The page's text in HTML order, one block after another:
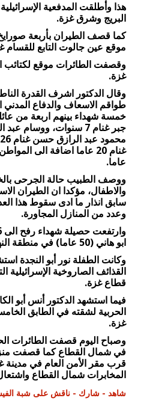
هذا وأطلقت المدفعية
البريج وشرق غزة.
كما قصف الطيران بأربعة
موقع عين جالوت التابع
وقصفت الطائرات موقع لكتائب
غزة.
وقال الدكتور اشرف القدرة
طواقم الاسعاف والدفاع
خمسة شهداء بينهم اربعة من
عاما.
ووصف الطبيب حالة الجرحى
والاطفال، مؤكدا ان الطيران
سابق انذار ما ادى سقوط هذا
وعدد من المنازل المجاورة.
ابو هاني (50 عاما) في منطقة النهضة شرف رفح.
وكانت الطفلة نور أبو النجدة
القذائف الصاروخية
قطاع غزة.
فيما استشهد الدكتور أنس أبو
الحربية لشقته في الطابق
غزة.
وصباح اليوم قصفت الطائرات
في شمال القطاع كما قصفت
قرب مقر الأمن العام في مدينة
المخابرات شمال القطاع
شاهد - شارك - ناقش على شبة